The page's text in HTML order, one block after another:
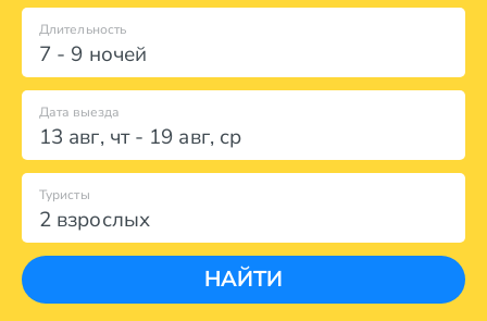
7 - 9 ночей
Длительность
Дата выезда
13 авг, чт- 19 авг, ср
2 взрослых
Туристы
НАЙТИ